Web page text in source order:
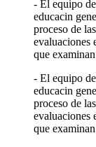
- El equipo
educacin
proceso de
evaluaciones
que
- El equipo
educacin
proceso de
evaluaciones
que